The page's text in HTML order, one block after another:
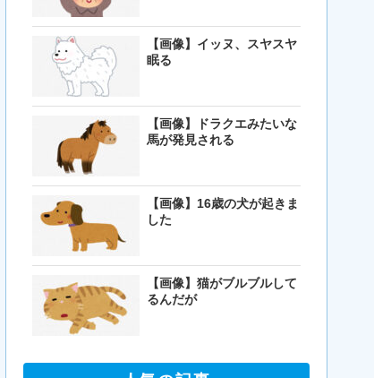
【画像】イッヌ、スヤスヤ
眠る
【画像】ドラクエみたいな
馬が発見される
【画像】16歳の犬が起きま
した
【画像】猫がブルブルして
るんだが